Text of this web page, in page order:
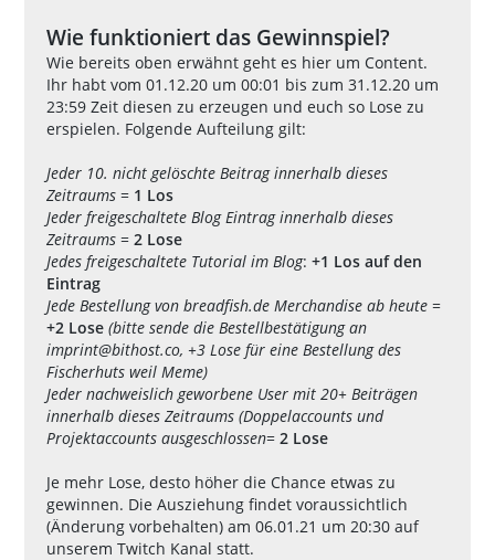
Wie funktioniert das Gewinnspiel?
Wie bereits oben erwähnt geht es hier um Content.
Ihr habt vom 01.12.20 um 00:01 bis zum 31.12.20 um
23:59 Zeit diesen zu erzeugen und euch so Lose zu
erspielen. Folgende Aufteilung gilt:
Jeder 10. nicht gelöschte Beitrag innerhalb dieses
Zeitraums = 1 Los
Jeder freigeschaltete Blog Eintrag innerhalb dieses
Zeitraums=2 Lose
Jedes freigeschaltete Tutorial im Blog:+1 Los auf den
Eintrag
Jede Bestellung vonbreadfish.de Merchandise ab heute=
+2 Lose(bitte sende die Bestellbestätigung an
imprint@bithost.co, +3 Lose für eine Bestellung des
Fischerhuts weil Meme)
Jeder nachweislich geworbene User mit 20+ Beiträgen
innerhalb dieses Zeitraums (Doppelaccounts und
Projektaccounts ausgeschlossen=2 Lose
Je mehr Lose, desto höher die Chance etwas zu
gewinnen. Die Ausziehung findet voraussichtlich
(Änderung vorbehalten) am 06.01.21 um 20:30 auf
unserem Twitch Kanal statt.